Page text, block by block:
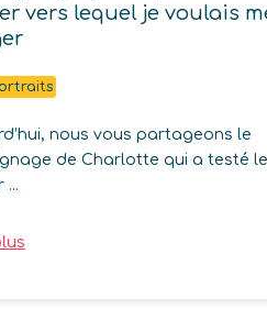
vers lequel je voulais
nous vous partageons le
de Charlotte qui a testé le
...